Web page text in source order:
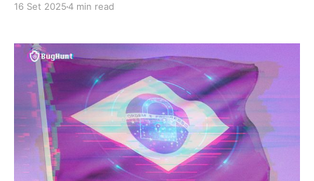
a velocidade, mas também muda a forma como a
segurança precisa ser pensada.
16 Set 20254 min read